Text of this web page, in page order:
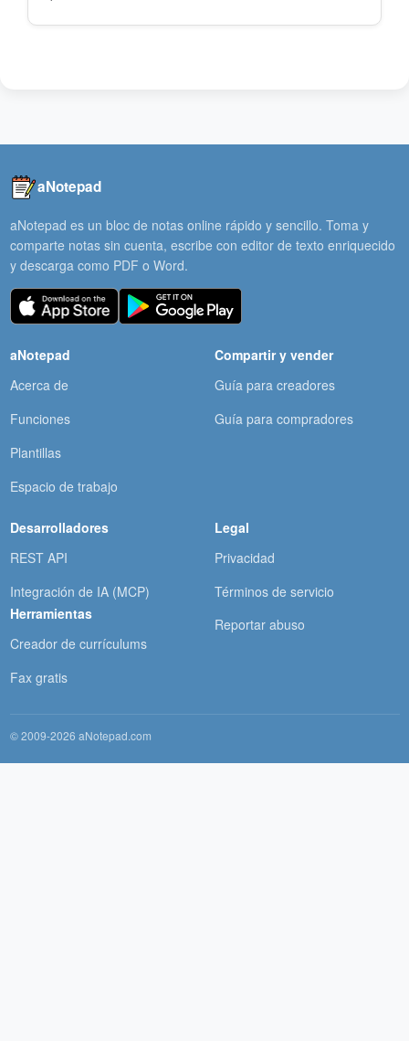
aNotepad
aNotepad es un bloc de notas online rápido y sencillo. Toma y
comparte notas sin cuenta, escribe con editor de texto enriquecido
y descarga como PDF o Word.
aNotepad
Acerca de
Funciones
Plantillas
Espacio de trabajo
Compartir y vender
Guía para creadores
Guía para compradores
Desarrolladores
REST API
Integración de IA (MCP)
Herramientas
Creador de currículums
Fax gratis
Legal
Privacidad
Términos de servicio
Reportar abuso
© 2009-2026 aNotepad.com